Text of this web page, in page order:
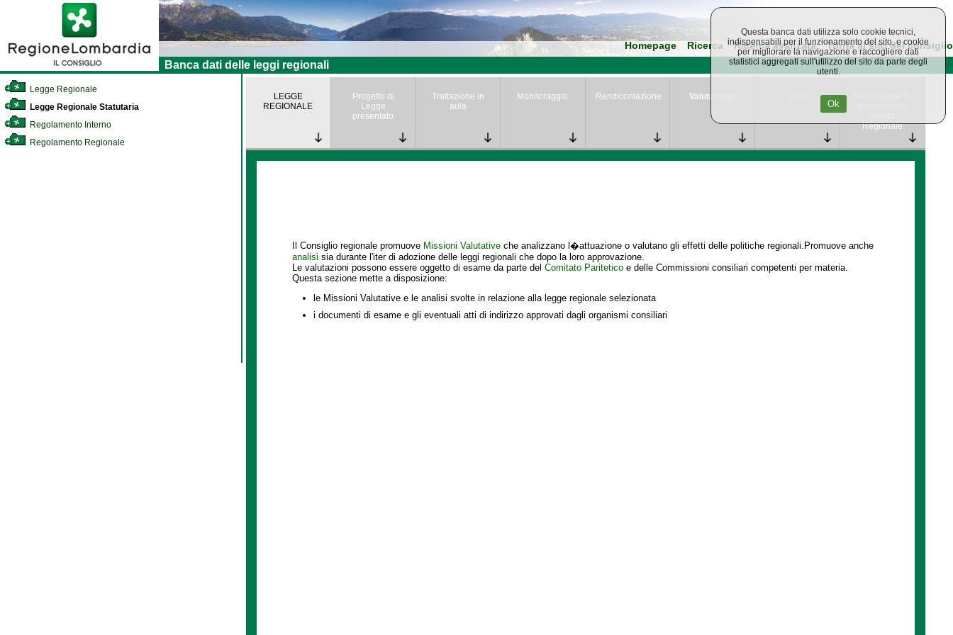
Homepage Ricerca Ricerca avanzata Torna al sito del consiglio
Banca dati delle leggi regionali
Legge Regionale
Legge Regionale Statutaria
Regolamento Interno
Regolamento Regionale
LEGGE
REGIONALE
Progetto di
Legge
presentato
Trattazione in
aula
Monitoraggio Rendicontazione Valutazione
Regionale
Il Consiglio regionale promuove Missioni Valutative che analizzano l�attuazione o valutano gli effetti delle politiche regionali.Promuove anche
analisi sia durante l'iter di adozione delle leggi regionali che dopo la loro approvazione.
Le valutazioni possono essere oggetto di esame da parte del Comitato Paritetico e delle Commissioni consiliari competenti per materia.
Questa sezione mette a disposizione:
le Missioni Valutative e le analisi svolte in relazione alla legge regionale selezionata
i documenti di esame e gli eventuali atti di indirizzo approvati dagli organismi consiliari
Questa banca dati utilizza solo cookie tecnici,
indispensabili per il funzionamento del sito, e cookie
per migliorare la navigazione e raccogliere dati
statistici aggregati sull'utilizzo del sito da parte degli
utenti.
Ok